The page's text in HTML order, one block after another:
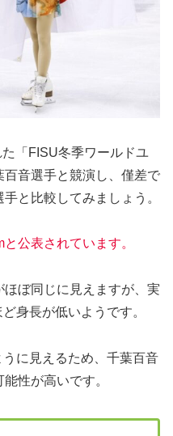
「FISU冬季ワールドユ
音選手と競演し、僅差で
と比較してみましょう。
公表されています。
ぼ同じに見えますが、実
身長が低いようです。
に見えるため、千葉百音
性が高いです。